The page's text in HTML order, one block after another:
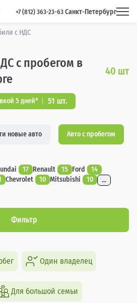
+7 (812) 363-23-63 Санкт-Петербург
с НДС
с пробегом в
40 шт
5 дней* 51 шт.
новые авто Авто с пробегом
17 Renault 15 Ford
14
Chevrolet 10 Mitsubishi 10 ...
Фильтр
Один владелец
Для большой семьи